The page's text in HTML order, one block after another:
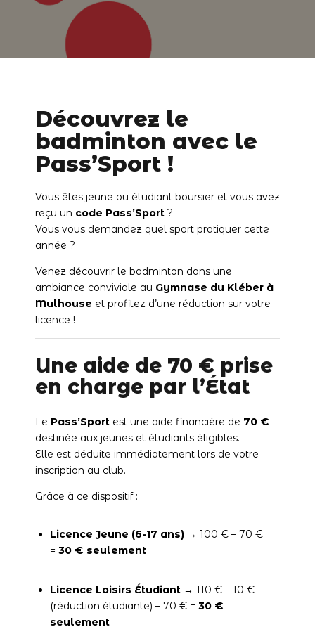
Découvrez le
badminton avec le
Pass’Sport !
Vous êtes jeune ou étudiant boursier et vous avez
reçu un code Pass’Sport ?
Vous vous demandez quel sport pratiquer cette
année ?
Venez découvrir le badminton dans une
ambiance conviviale au Gymnase du Kléber à
Mulhouse et profitez d’une réduction sur votre
licence !
Une aide de 70 € prise
en charge par l’État
Le Pass’Sport est une aide financière de 70 €
destinée aux jeunes et étudiants éligibles.
Elle est déduite immédiatement lors de votre
inscription au club.
Grâce à ce dispositif :
Licence Jeune (6-17 ans) → 100 € – 70 €
= 30 € seulement
Licence Loisirs Étudiant → 110 € – 10 €
(réduction étudiante) – 70 € = 30 €
seulement